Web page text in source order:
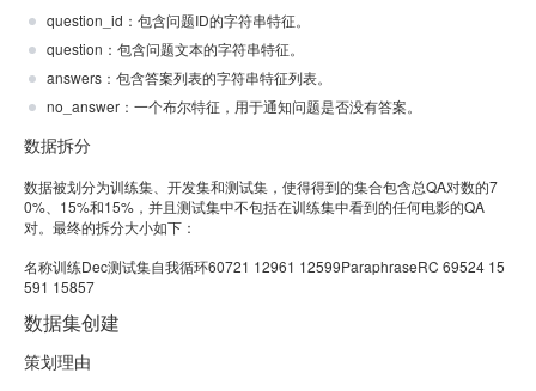
question_id：包含问题ID的字符串特征。
question：包含问题文本的字符串特征。
answers：包含答案列表的字符串特征列表。
no_answer：一个布尔特征，用于通知问题是否没有答案。
数据拆分
数据被划分为训练集、开发集和测试集，使得得到的集合包含总QA对数的7
0%、15%和15%，并且测试集中不包括在训练集中看到的任何电影的QA
对。最终的拆分大小如下：
名称训练Dec测试集自我循环60721 12961 12599ParaphraseRC 69524 15
591 15857
数据集创建
策划理由